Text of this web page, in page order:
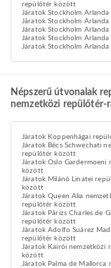
repülőtér között
Járatok Stockholm
Járatok Stockholm
Járatok Stockholm
Járatok Stockholm
Járatok Stockholm
Népszerű útvonalak
nemzetközi repülőtér-
Járatok Koppenhágai
Járatok Bécs Schwechati
repülőtér között
Járatok Oslo Gardermoeni
között
Járatok Milánó Linatei
között
Járatok Queen Alia
repülőtér között
Járatok Párizs Charles de
repülőtér között
Járatok Adolfo Suárez
repülőtér között
Járatok Kairói nemzetközi
között
Járatok Palma de Mallorca